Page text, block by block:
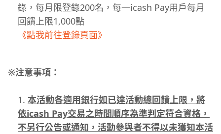
錄，每月限登錄200名，每一icash Pay用戶每月
回饋上限1,000點
《點我前往登錄頁面》
※注意事項：
本活動各適用銀行如已達活動總回饋上限，將
依icash Pay交易之時間順序為準判定符合資格，
不另行公告或通知，活動參與者不得以未獲知本活